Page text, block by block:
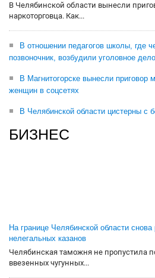
В Челябинской области вынесли
наркоторговца. Как...
В отношении педагогов школы, где
позвоночник, возбудили уголовное дело
В Магнитогорске вынесли
женщин в соцсетях
В Челябинской области цистерны с
БИЗНЕС
На границе Челябинской области
нелегальных казанов
Челябинская таможня не пропустила
ввезенных чугунных...